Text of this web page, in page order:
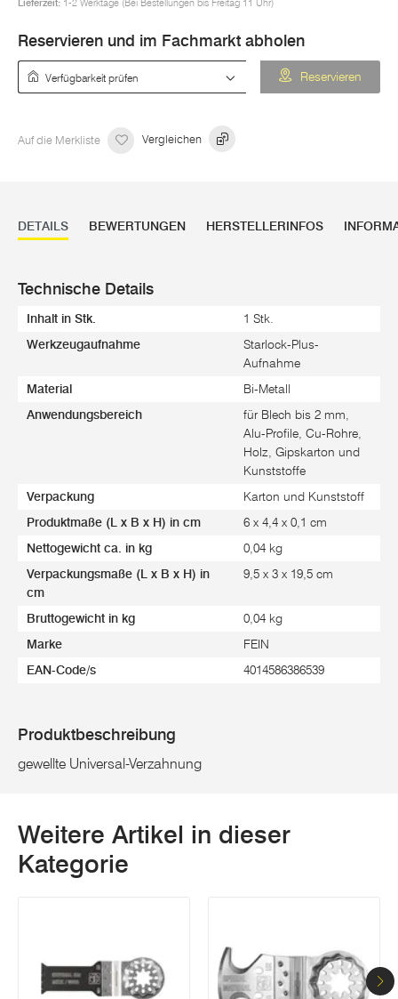
Lieferzeit: 1-2 Werktage (Bei Bestellungen bis Freitag 11 Uhr)
Reservieren und im Fachmarkt abholen
Reservieren
Auf die Merkliste Vergleichen
DETAILS BEWERTUNGEN HERSTELLERINFOS
Technische Details
Inhalt in Stk. 1 Stk.
Werkzeugaufnahme
Starlock-Plus-
Aufnahme
Material Bi-Metall
Anwendungsbereich
für Blech bis 2 mm,
Alu-Profile, Cu-Rohre,
Holz, Gipskarton und
Kunststoffe
Verpackung Karton und Kunststoff
Produktmaße (L x B x H) in cm 6 x 4,4 x 0,1 cm
Nettogewicht ca. in kg 0,04 kg
Verpackungsmaße (L x B x H) in
cm
9,5 x 3 x 19,5 cm
Bruttogewicht in kg 0,04 kg
Marke FEIN
EAN-Code/s 4014586386539
Produktbeschreibung
gewellte Universal-Verzahnung
Weitere Artikel in dieser
Kategorie